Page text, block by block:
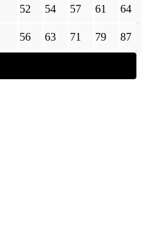
52 54 57 61
64
56 63 71 79 87